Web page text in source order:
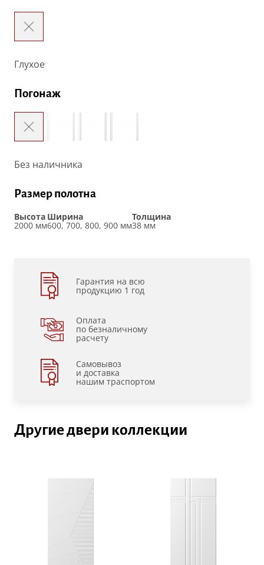
Глухое
Погонаж
Без наличника
Размер полотна
Высота
2000 мм
Ширина
600, 700, 800, 900 мм
Толщина
38 мм
Гарантия на всю
продукцию 1 год
Оплата
по безналичному
расчету
Самовывоз
и доставка
нашим траспортом
Другие двери коллекции